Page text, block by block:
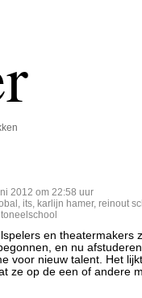
2012 om 22:58 uur
, its, karlijn hamer, reinout
toneelschool
en theatermakers
en nu
voor nieuw talent. Het
ze op de een of andere